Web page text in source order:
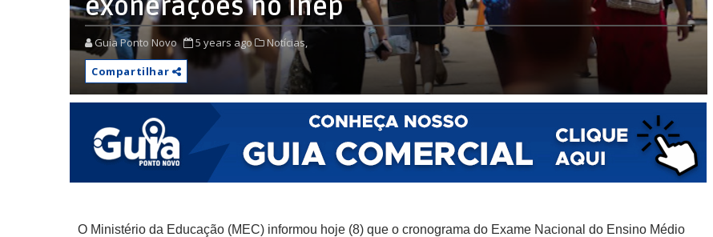
exonerações no Inep
Guia Ponto Novo 5 years ago
Notícias,
Compartilhar
O Ministério da Educação (MEC) informou hoje (8) que o cronograma do Exame Nacional do Ensino Médio